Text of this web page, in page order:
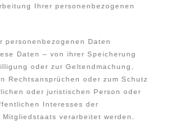
Ihrer personenbezogenen
personenbezogenen Daten
Daten – von ihrer Speicherung
oder zur Geltendmachung,
Rechtsansprüchen oder zum Schutz
oder juristischen Person oder
Interesses der
verarbeitet werden.